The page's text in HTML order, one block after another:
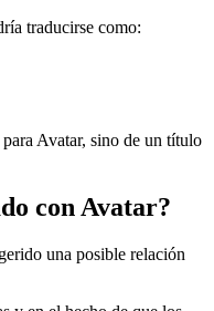
traducirse como:
Avatar, sino de un título
con Avatar?
una posible relación